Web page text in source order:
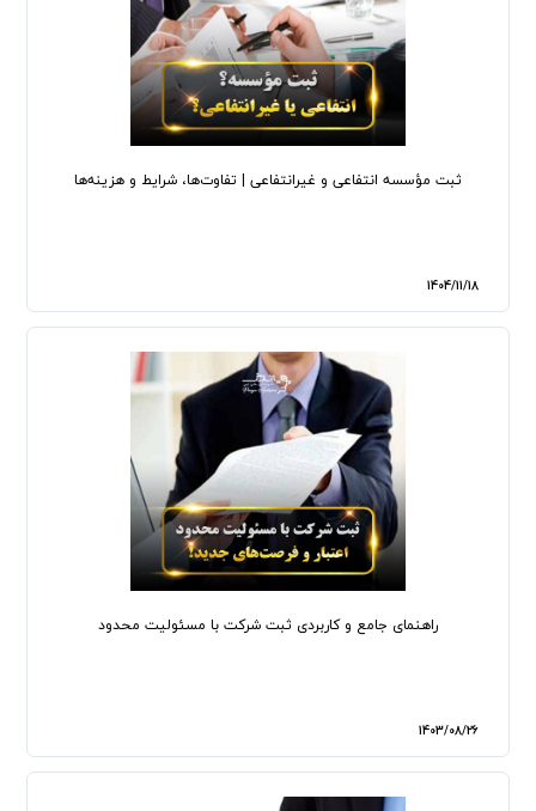
ثبت مؤسسه انتفاعی و غیرانتفاعی | تفاوت‌ها، شرایط و هزینه‌ها
1404/11/18
راهنمای جامع و کاربردی ثبت شرکت با مسئولیت محدود
1403/08/26